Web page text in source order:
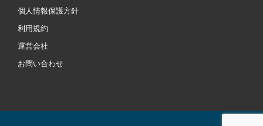
個人情報保護方針
利用規約
運営会社
お問い合わせ